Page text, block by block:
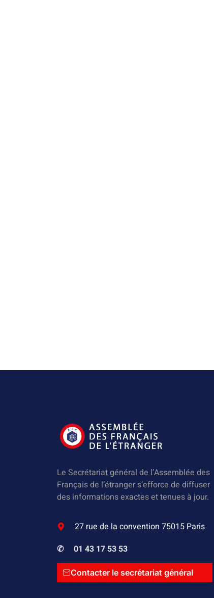
Le Secrétariat général de l’Assemblée des
Français de l’étranger s’efforce de diffuser
des informations exactes et tenues à jour.
27 rue de la convention 75015 Paris
✆01 43 17 53 53
Contacter le secrétariat général